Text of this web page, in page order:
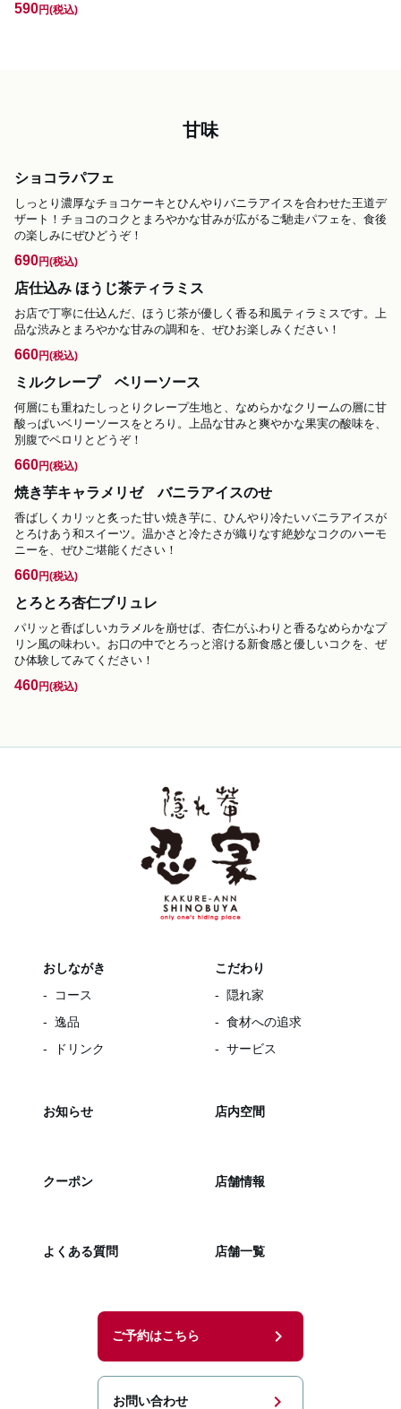
590円(税込)
甘味
ショコラパフェ
しっとり濃厚なチョコケーキとひんやりバニラアイスを合わせた王道デ
ザート！チョコのコクとまろやかな甘みが広がるご馳走パフェを、食後
の楽しみにぜひどうぞ！
690円(税込)
店仕込み ほうじ茶ティラミス
お店で丁寧に仕込んだ、ほうじ茶が優しく香る和風ティラミスです。上
品な渋みとまろやかな甘みの調和を、ぜひお楽しみください！
660円(税込)
ミルクレープ ベリーソース
何層にも重ねたしっとりクレープ生地と、なめらかなクリームの層に甘
酸っぱいベリーソースをとろり。上品な甘みと爽やかな果実の酸味を、
別腹でペロリとどうぞ！
660円(税込)
焼き芋キャラメリゼ バニラアイスのせ
香ばしくカリッと炙った甘い焼き芋に、ひんやり冷たいバニラアイスが
とろけあう和スイーツ。温かさと冷たさが織りなす絶妙なコクのハーモ
ニーを、ぜひご堪能ください！
660円(税込)
とろとろ杏仁ブリュレ
パリッと香ばしいカラメルを崩せば、杏仁がふわりと香るなめらかなプ
リン風の味わい。お口の中でとろっと溶ける新食感と優しいコクを、ぜ
ひ体験してみてください！
460円(税込)
おしながき
コース
逸品
ドリンク
こだわり
隠れ家
食材への追求
サービス
お知らせ 店内空間
クーポン 店舗情報
よくある質問 店舗一覧
ご予約はこちら chevron_right
お問い合わせ chevron_right